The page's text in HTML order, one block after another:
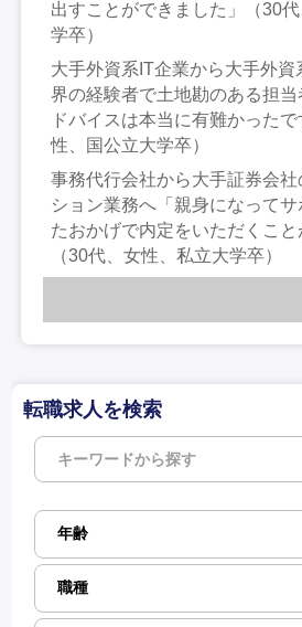
出すことができました」（30
学卒）
大手外資系IT企業から大手外資
界の経験者で土地勘のある担
ドバイスは本当に有難かった
性、国公立大学卒）
事務代行会社から大手証券会
ション業務へ「親身になって
たおかげで内定をいただくこと
（30代、女性、私立大学卒）
転職求人を検索